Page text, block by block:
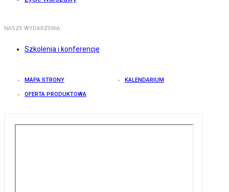
NASZE WYDARZENIA
Szkolenia i konferencje
MAPA STRONY KALENDARIUM
OFERTA PRODUKTOWA